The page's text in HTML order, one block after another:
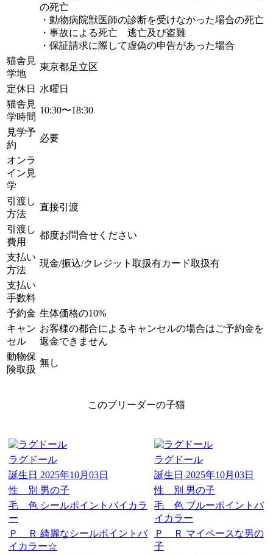
の死亡
・動物病院獣医師の診断を受けなかった場合の死亡
・事故による死亡 逃亡及び盗難
・保証請求に際して虚偽の申告があった場合
猫舎見
学地
東京都足立区
定休日
水曜日
猫舎見
学時間
10:30〜18:30
見学予
約
必要
オンラ
イン見
学
引渡し
方法
直接引渡
引渡し
費用
都度お問合せください
支払い
方法
現金/振込/クレジット取扱有カード取扱有
支払い
手数料
予約金 生体価格の10%
キャン
セル
お客様の都合によるキャンセルの場合はご予約金を
返金できません
動物保
険取扱
無し
このブリーダーの子猫
ラグドール
誕生日 2025年10月03日
性 別 男の子
毛 色 シールポイントバイカラ
ー
Ｐ Ｒ 綺麗なシールポイントバ
イカラー☆
ラグドール
誕生日 2025年10月03日
性 別 男の子
毛 色 ブルーポイントバ
イカラー
Ｐ Ｒ マイペースな男の
子